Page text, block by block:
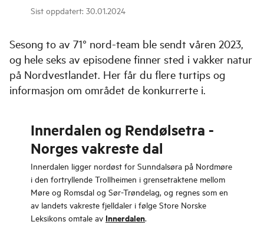
Sist oppdatert: 30.01.2024
Sesong to av 71° nord-team ble sendt våren 2023,
og hele seks av episodene finner sted i vakker natur
på Nordvestlandet. Her får du flere turtips og
informasjon om området de konkurrerte i.
Innerdalen og Rendølsetra -
Norges vakreste dal
Innerdalen ligger nordøst for Sunndalsøra på Nordmøre
i den fortryllende Trollheimen i grensetraktene mellom
Møre og Romsdal og Sør-Trøndelag, og regnes som en
av landets vakreste fjelldaler i følge Store Norske
Leksikons omtale av Innerdalen.